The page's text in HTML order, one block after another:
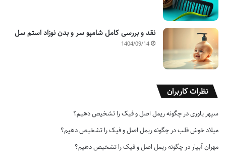
نقد و بررسی کامل شامپو سر و بدن نوزاد استم سل
1404/09/14
نظرات کاربران
سپهر یاوریدر چگونه ریمل اصل و فیک را تشخیص دهیم؟
میلاد خوش قلبدر چگونه ریمل اصل و فیک را تشخیص دهیم؟
مهران آبیار در چگونه ریمل اصل و فیک را تشخیص دهیم؟